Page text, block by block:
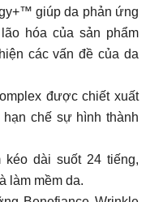
giúp da phản ứng
hóa của sản phẩm
các vấn đề của da
được chiết xuất
chế sự hình thành
dài suốt 24 tiếng,
làm mềm da.